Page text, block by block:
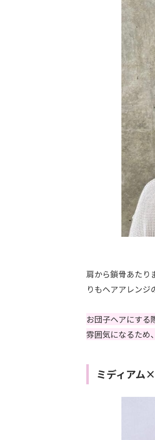
肩から鎖骨あたり
りもヘアアレンジ
お団子ヘアにする
雰囲気になるため
ミディアム